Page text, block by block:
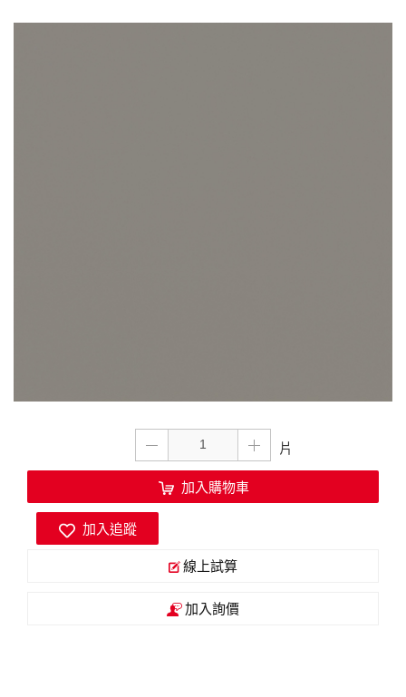
加入購物車
加入追蹤
線上試算
加入詢價